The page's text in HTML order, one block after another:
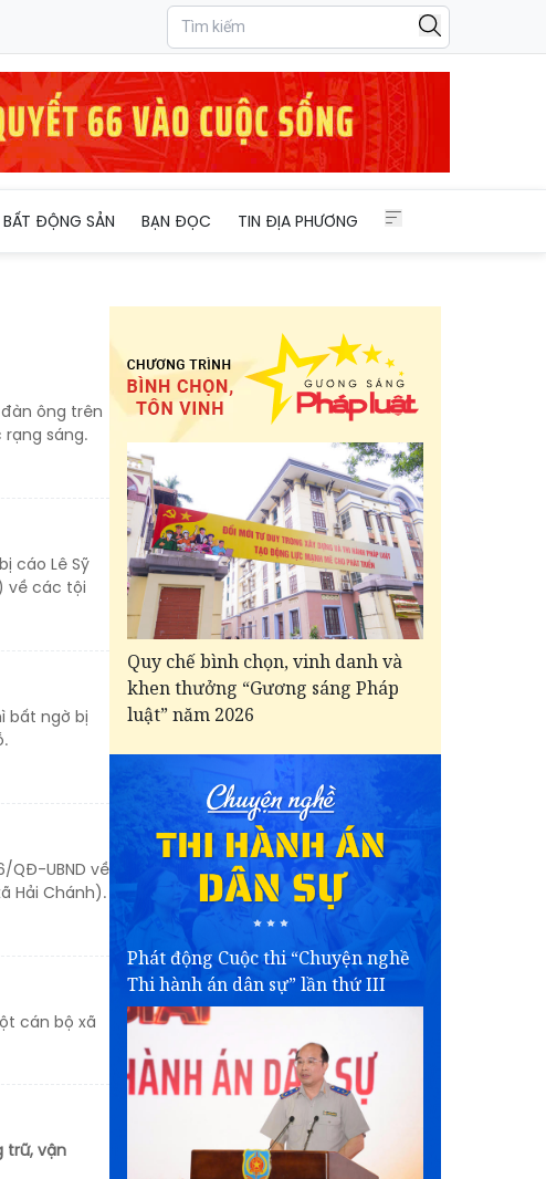
BẤT ĐỘNG SẢN BẠN ĐỌC TIN ĐỊA PHƯƠNG
ông trên
sáng.
cáo Lê Sỹ
về các tội
bất ngờ bị
QĐ-UBND về
Hải Chánh).
cán bộ xã
trữ, vận
Quy chế bình chọn, vinh danh và
khen thưởng “Gương sáng Pháp
luật” năm 2026
Phát động Cuộc thi “Chuyện nghề
Thi hành án dân sự” lần thứ III